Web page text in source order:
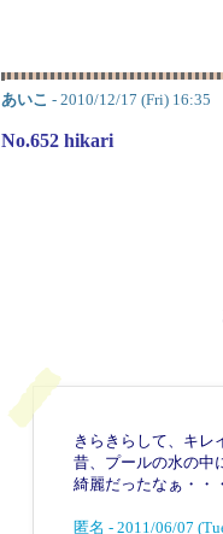
あいこ - 2010/12/17 (Fri) 16:35
No.652 hikari
きらきらして、キレ
昔、プールの水の中
綺麗だったなぁ・・
匿名 - 2011/06/07